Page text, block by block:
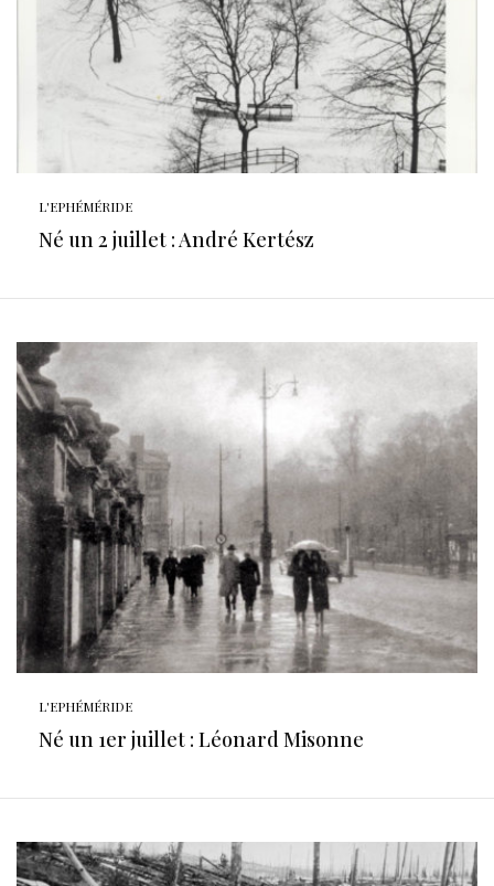
L'EPHÉMÉRIDE
Né un 2 juillet : André Kertész
L'EPHÉMÉRIDE
Né un 1er juillet : Léonard Misonne